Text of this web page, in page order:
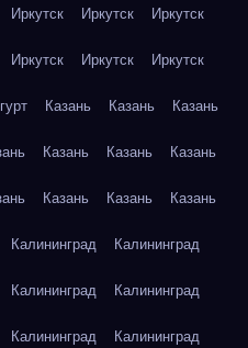
Иркутск Иркутск Иркутск
Иркутск Иркутск Иркутск
Казань Казань Казань
Казань Казань Казань
Казань Казань Казань
Калининград Калининград
Калининград Калининград
Калининград Калининград